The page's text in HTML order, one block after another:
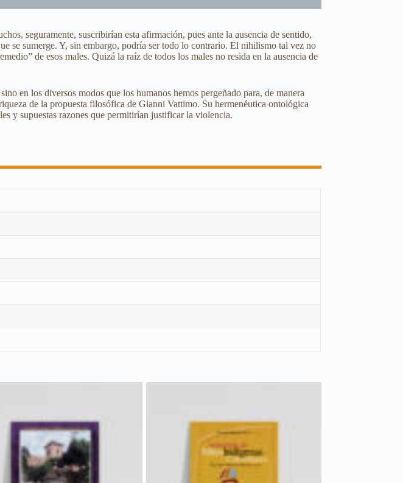
seguramente, suscribirían esta afirmación, pues ante la ausencia de sentido,
se sumerge. Y, sin embargo, podría ser todo lo contrario. El nihilismo tal vez no
de esos males. Quizá la raíz de todos los males no resida en la ausencia de
en los diversos modos que los humanos hemos pergeñado para, de manera
de la propuesta filosófica de Gianni Vattimo. Su hermenéutica ontológica
y supuestas razones que permitirían justificar la violencia.